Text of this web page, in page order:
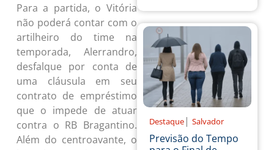
Para a partida, o Vitória
não poderá contar com o
artilheiro do time na
temporada, Alerrandro,
desfalque por conta de
uma cláusula em seu
contrato de empréstimo
que o impede de atuar
contra o RB Bragantino.
Além do centroavante, o
Destaque | Salvador
Previsão do Tempo